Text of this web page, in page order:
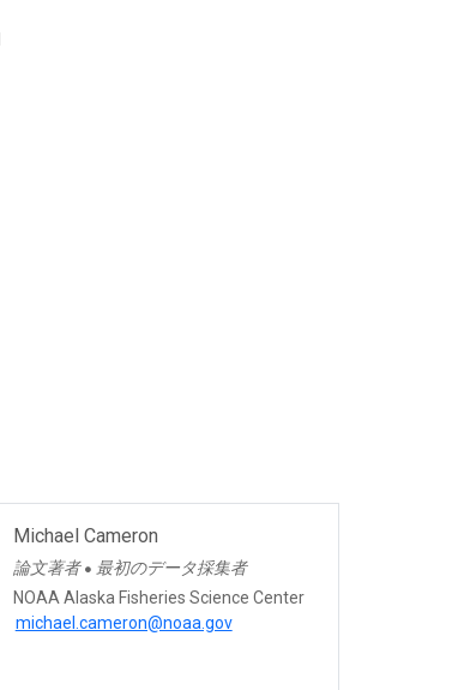
Michael Cameron
論文著者 ● 最初のデータ採集者
NOAA Alaska Fisheries Science Center
michael.cameron@noaa.gov